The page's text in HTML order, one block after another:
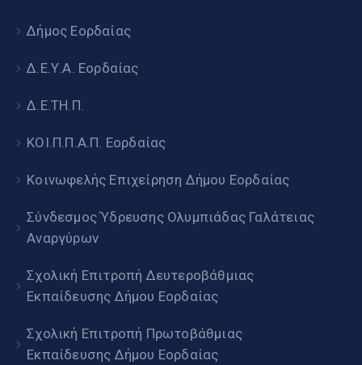
Δήμος Εορδαίας
Δ.Ε.Υ.Α. Εορδαίας
Δ.Ε.ΤΗ.Π.
ΚΟΙ.Π.Π.Α.Π. Εορδαίας
Κοινωφελής Επιχείρηση Δήμου Εορδαίας
Σύνδεσμος Ύδρευσης Ολυμπιάδας Γαλάτειας
Αναργύρων
Σχολική Επιτροπή Δευτεροβάθμιας
Εκπαίδευσης Δήμου Εορδαίας
Σχολική Επιτροπή Πρωτοβάθμιας
Εκπαίδευσης Δήμου Εορδαίας